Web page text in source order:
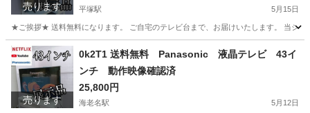
売ります 平塚駅 5月15日
★ご挨拶★ 送料無料になります。 ご自宅のテレビ台まで、お届けいたします。 当シ
神奈川 平塚市 平塚駅 テレビ
売ります
0k2T1 送料無料 Panasonic 液晶テレビ 43イ
ンチ 動作映像確認済
25,800円
海老名駅 5月12日